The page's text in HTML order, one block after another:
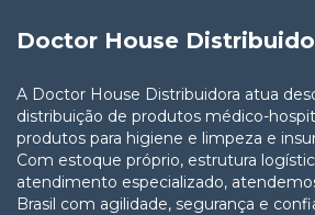
Doctor House
A Doctor House Distribuidora atua
distribuição de produtos médico-
produtos para higiene e limpeza e
Com estoque próprio, estrutura
atendimento especializado,
Brasil com agilidade, segurança e